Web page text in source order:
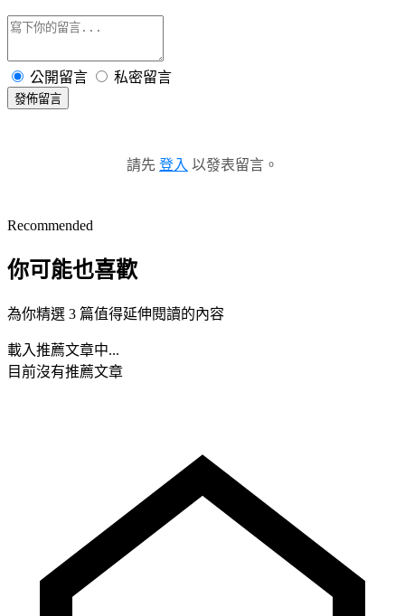
公開留言 私密留言
發佈留言
請先 登入 以發表留言。
Recommended
你可能也喜歡
為你精選 3 篇值得延伸閱讀的內容
載入推薦文章中...
目前沒有推薦文章